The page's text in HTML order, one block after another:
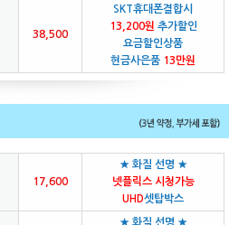
38,500
SKT휴대폰결합시
13,200원 추가할인
요금할인상품
현금사은품 13만원
17,600
★ 화질 선명 ★
넷플릭스 시청가능
UHD셋탑박스
★ 화질 선명 ★